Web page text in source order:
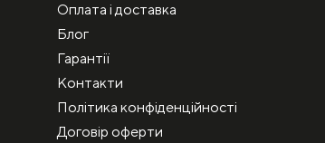
Оплата і доставка
Блог
Гарантії
Контакти
Політика конфіденційності
Договір оферти